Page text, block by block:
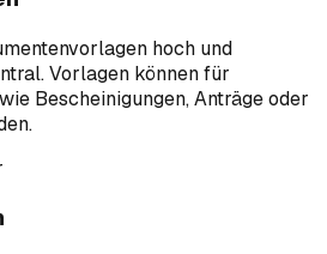
hoch und
Vorlagen können für
Bescheinigungen, Anträge oder